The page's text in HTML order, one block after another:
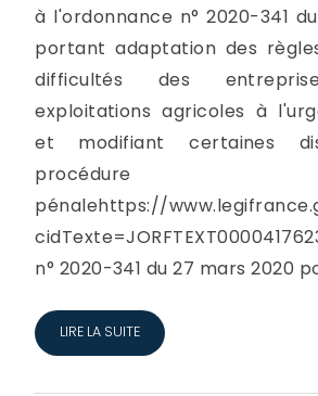
à l'ordonnance n° 2020-341
portant adaptation des
difficultés des
exploitations agricoles à
et modifiant certaines
procédure
pénalehttps://
n° 2020-341 du 27 mars 2020
LIRE LA SUITE